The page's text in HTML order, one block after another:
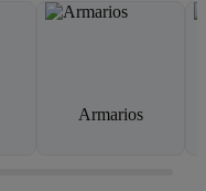
Armarios